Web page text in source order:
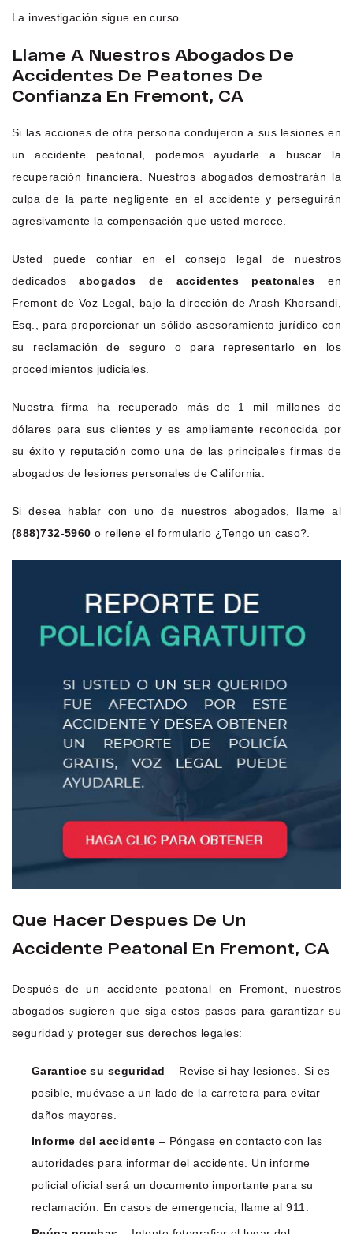
La investigación sigue en curso.
Llame A Nuestros Abogados De
Accidentes De Peatones De
Confianza En Fremont, CA
Si las acciones de otra persona condujeron a sus lesiones en
un accidente peatonal, podemos ayudarle a buscar la
recuperación financiera. Nuestros abogados demostrarán la
culpa de la parte negligente en el accidente y perseguirán
agresivamente la compensación que usted merece.
Usted puede confiar en el consejo legal de nuestros
dedicadosabogados de accidentes peatonales en
Fremont de Voz Legal, bajo la dirección de Arash Khorsandi,
Esq., para proporcionar un sólido asesoramiento jurídico con
su reclamación de seguro o para representarlo en los
procedimientos judiciales.
Nuestra firma ha recuperado más de 1 mil millones de
dólares para sus clientes y es ampliamente reconocida por
su éxito y reputación como una de las principales firmas de
abogados de lesiones personales de California.
Si desea hablar con uno de nuestros abogados, llame al
(888)732-5960 o rellene el formulario ¿Tengo un caso?.
Que Hacer Despues De Un
Accidente Peatonal En Fremont, CA
Después de un accidente peatonal en Fremont, nuestros
abogados sugieren que siga estos pasos para garantizar su
seguridad y proteger sus derechos legales:
Garantice su seguridad – Revise si hay lesiones. Si es
posible, muévase a un lado de la carretera para evitar
daños mayores.
Informe del accidente – Póngase en contacto con las
autoridades para informar del accidente. Un informe
policial oficial será un documento importante para su
reclamación. En casos de emergencia, llame al 911.